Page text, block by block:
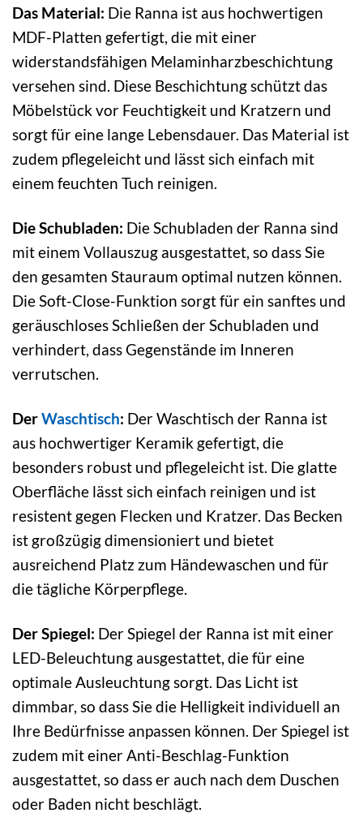
Das Material: Die Ranna ist aus hochwertigen
MDF-Platten gefertigt, die mit einer
widerstandsfähigen Melaminharzbeschichtung
versehen sind. Diese Beschichtung schützt das
Möbelstück vor Feuchtigkeit und Kratzern und
sorgt für eine lange Lebensdauer. Das Material ist
zudem pflegeleicht und lässt sich einfach mit
einem feuchten Tuch reinigen.
Die Schubladen: Die Schubladen der Ranna sind
mit einem Vollauszug ausgestattet, so dass Sie
den gesamten Stauraum optimal nutzen können.
Die Soft-Close-Funktion sorgt für ein sanftes und
geräuschloses Schließen der Schubladen und
verhindert, dass Gegenstände im Inneren
verrutschen.
DerWaschtisch: Der Waschtisch der Ranna ist
aus hochwertiger Keramik gefertigt, die
besonders robust und pflegeleicht ist. Die glatte
Oberfläche lässt sich einfach reinigen und ist
resistent gegen Flecken und Kratzer. Das Becken
ist großzügig dimensioniert und bietet
ausreichend Platz zum Händewaschen und für
die tägliche Körperpflege.
Der Spiegel: Der Spiegel der Ranna ist mit einer
LED-Beleuchtung ausgestattet, die für eine
optimale Ausleuchtung sorgt. Das Licht ist
dimmbar, so dass Sie die Helligkeit individuell an
Ihre Bedürfnisse anpassen können. Der Spiegel ist
zudem mit einer Anti-Beschlag-Funktion
ausgestattet, so dass er auch nach dem Duschen
oder Baden nicht beschlägt.